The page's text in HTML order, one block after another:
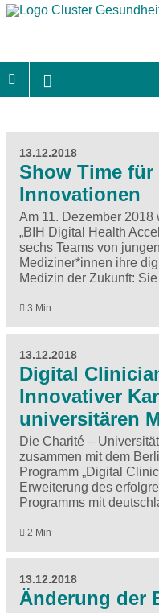
13.12.2018
Show Time
Innovationen
Am 11. Dezember 2018
„BIH Digital Health
sechs Teams von
Mediziner*innen ihre
Medizin der Zukunft:
3 Min
13.12.2018
Digital
Innovativer
universitären
Die Charité –
zusammen mit dem
Programm „Digital
Erweiterung des
Programms mit
2 Min
13.12.2018
Änderung der